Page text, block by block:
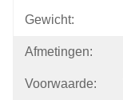
Gewicht:
Afmetingen:
Voorwaarde: